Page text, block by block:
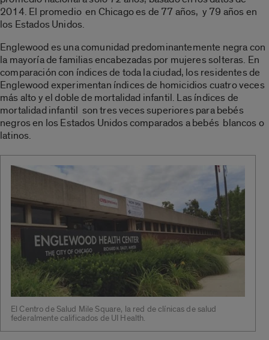
2014. El promedio en Chicago es de 77 años, y 79 años en
los Estados Unidos.
Englewood es una comunidad predominantemente negra con
la mayoría de familias encabezadas por mujeres solteras. En
comparación con índices de toda la ciudad, los residentes de
Englewood experimentan índices de homicidios cuatro veces
más alto y el doble de mortalidad infantil. Las índices de
mortalidad infantil son tres veces superiores para bebés
negros en los Estados Unidos comparados a bebés blancos o
latinos.
El Centro de Salud Mile Square, la red de clínicas de salud
federalmente calificados de UI Health.